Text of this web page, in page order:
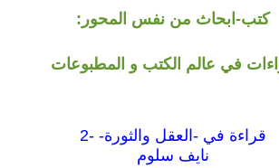
كتب-ابحاث من نفس المحور:
في عالم الكتب و المطبوعات
قراءة في -العقل والثورة- -2
نايف سلوم